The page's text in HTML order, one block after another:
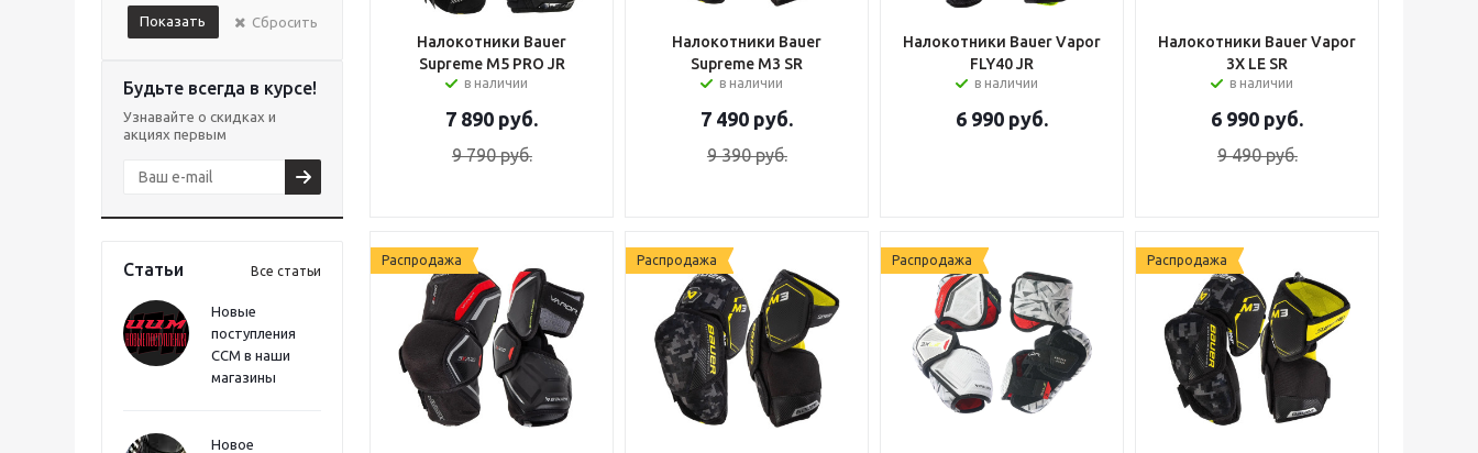
Показать Сбросить
Будьте всегда в курсе!
Узнавайте о скидках и
акциях первым
Статьи Все статьи
Новые
поступления
CCM в наши
магазины
Новое
Налокотники Bauer
Supreme M5 PRO JR
в наличии
7 890 руб.
9 790руб.
Налокотники Bauer
Supreme M3 SR
в наличии
7 490 руб.
9 390руб.
Налокотники Bauer Vapor
FLY40 JR
в наличии
6 990 руб.
Налокотники Bauer Vapor
3X LE SR
в наличии
6 990 руб.
9 490руб.
Распродажа Распродажа Распродажа Распродажа